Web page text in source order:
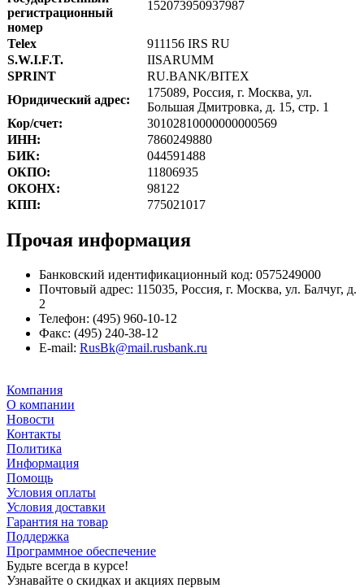
регистрационный
номер
152073950937987
Telex
911156 IRS RU
S.W.I.F.T.
IISARUMM
SPRINT
RU.BANK/BITEX
Юридический адрес:
175089, Россия, г. Москва, ул.
Большая Дмитровка, д. 15, стр. 1
Кор/счет:
30102810000000000569
ИНН:
7860249880
БИК:
044591488
ОКПО:
11806935
ОКОНХ:
98122
КПП:
775021017
Прочая информация
Банковский идентификационный код: 0575249000
Почтовый адрес: 115035, Россия, г. Москва, ул. Балчуг, д.
2
Телефон: (495) 960-10-12
Факс: (495) 240-38-12
E-mail: RusBk@mail.rusbank.ru
Компания
О компании
Новости
Контакты
Политика
Информация
Помощь
Условия оплаты
Условия доставки
Гарантия на товар
Поддержка
Программное обеспечение
Будьте всегда в курсе!
Узнавайте о скидках и акциях первым